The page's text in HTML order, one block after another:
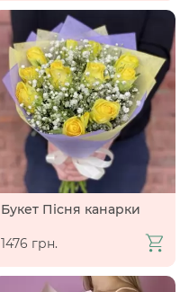
Букет Пісня канарки
1476 грн.